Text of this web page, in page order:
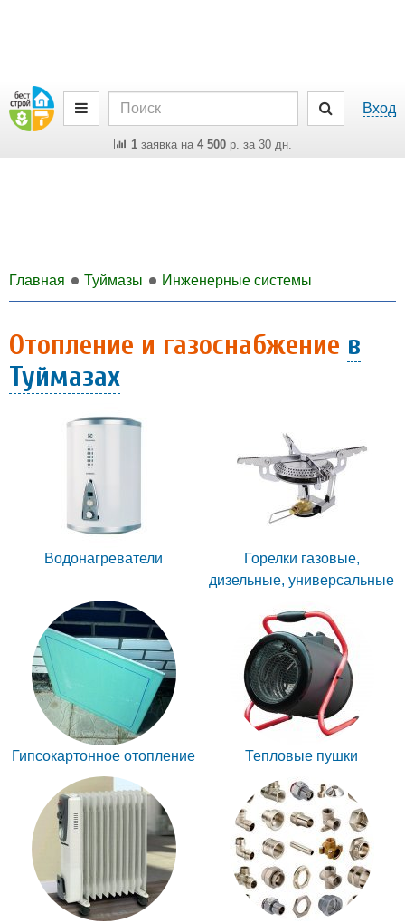
Вход
1заявка на 4 500р. за 30 дн.
Главная Туймазы Инженерные системы
Отопление и газоснабжение в
Туймазах
Водонагреватели
Горелки газовые,
дизельные, универсальные
Гипсокартонное отопление Тепловые пушки